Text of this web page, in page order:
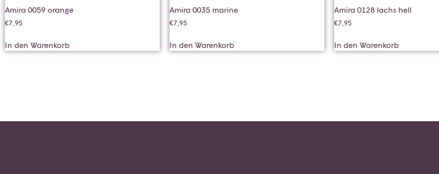
Amira 0059 orange
€7,95
In den Warenkorb
Amira 0035 marine
€7,95
In den Warenkorb
Amira 0128 lachs hell
€7,95
In den Warenkorb